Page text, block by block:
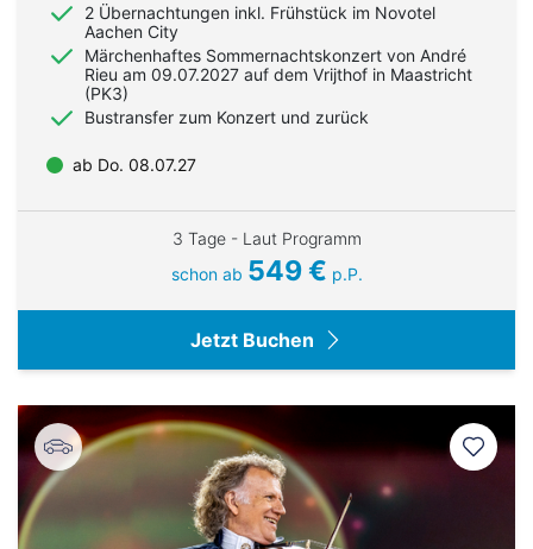
2 Übernachtungen inkl. Frühstück im Novotel
Aachen City
Märchenhaftes Sommernachtskonzert von André
Rieu am 09.07.2027 auf dem Vrijthof in Maastricht
(PK3)
Bustransfer zum Konzert und zurück
ab Do. 08.07.27
3 Tage - Laut Programm
schon ab 549 € p.P.
Jetzt Buchen